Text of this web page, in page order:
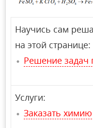
Научись сам
на этой странице:
Решение задач
Услуги:
Заказать химию